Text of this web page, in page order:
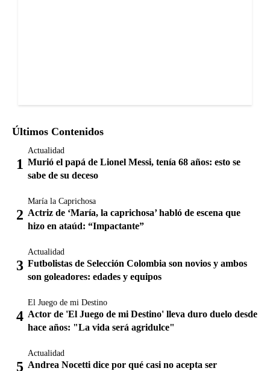
Últimos Contenidos
Actualidad
Murió el papá de Lionel Messi, tenía 68 años: esto se
sabe de su deceso
María la Caprichosa
Actriz de ‘María, la caprichosa’ habló de escena que
hizo en ataúd: “Impactante”
Actualidad
Futbolistas de Selección Colombia son novios y ambos
son goleadores: edades y equipos
El Juego de mi Destino
Actor de 'El Juego de mi Destino' lleva duro duelo desde
hace años: "La vida será agridulce"
Actualidad
Andrea Nocetti dice por qué casi no acepta ser